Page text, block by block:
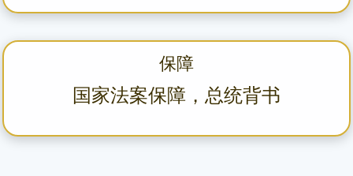
保障
国家法案保障，总统背书